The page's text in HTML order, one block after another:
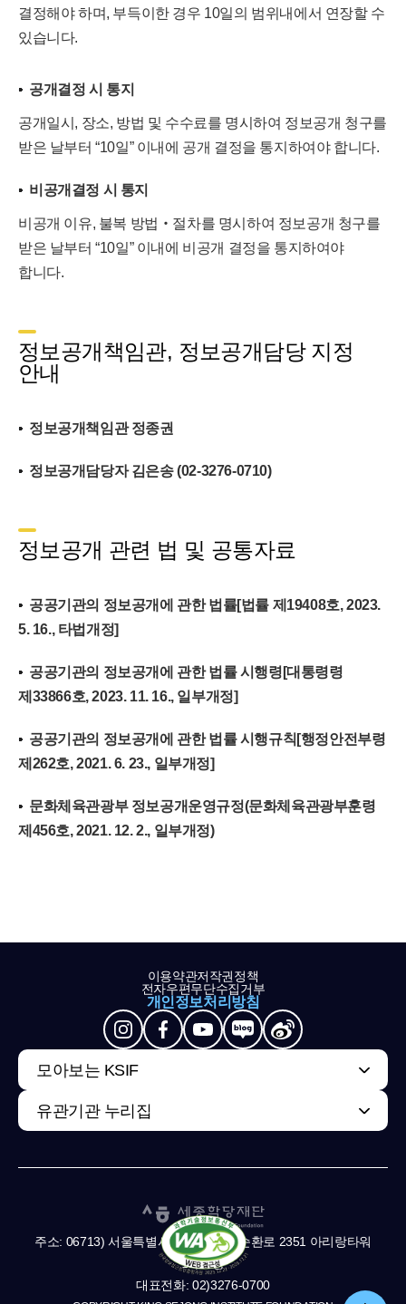
결정해야 하며, 부득이한 경우 10일의 범위내에서 연장할 수
있습니다.
공개결정 시 통지
공개일시, 장소, 방법 및 수수료를 명시하여 정보공개 청구를
받은 날부터 “10일” 이내에 공개 결정을 통지하여야 합니다.
비공개결정 시 통지
비공개 이유, 불복 방법‧절차를 명시하여 정보공개 청구를
받은 날부터 “10일” 이내에 비공개 결정을 통지하여야
합니다.
정보공개책임관, 정보공개담당 지정
안내
정보공개책임관 정종권
정보공개담당자 김은송 (02-3276-0710)
정보공개 관련 법 및 공통자료
공공기관의 정보공개에 관한 법률[법률 제19408호, 2023.
5. 16., 타법개정]
공공기관의 정보공개에 관한 법률 시행령[대통령령
제33866호, 2023. 11. 16., 일부개정]
공공기관의 정보공개에 관한 법률 시행규칙[행정안전부령
제262호, 2021. 6. 23., 일부개정]
문화체육관광부 정보공개운영규정(문화체육관광부훈령
제456호, 2021. 12. 2., 일부개정)
이용약관저작권정책
전자우편무단수집거부
개인정보처리방침
모아보는 KSIF
유관기관 누리집
주소: 06713) 서울특별시 서초구 남부순환로 2351 아리랑타워
11,13층
대표전화: 02)3276-0700